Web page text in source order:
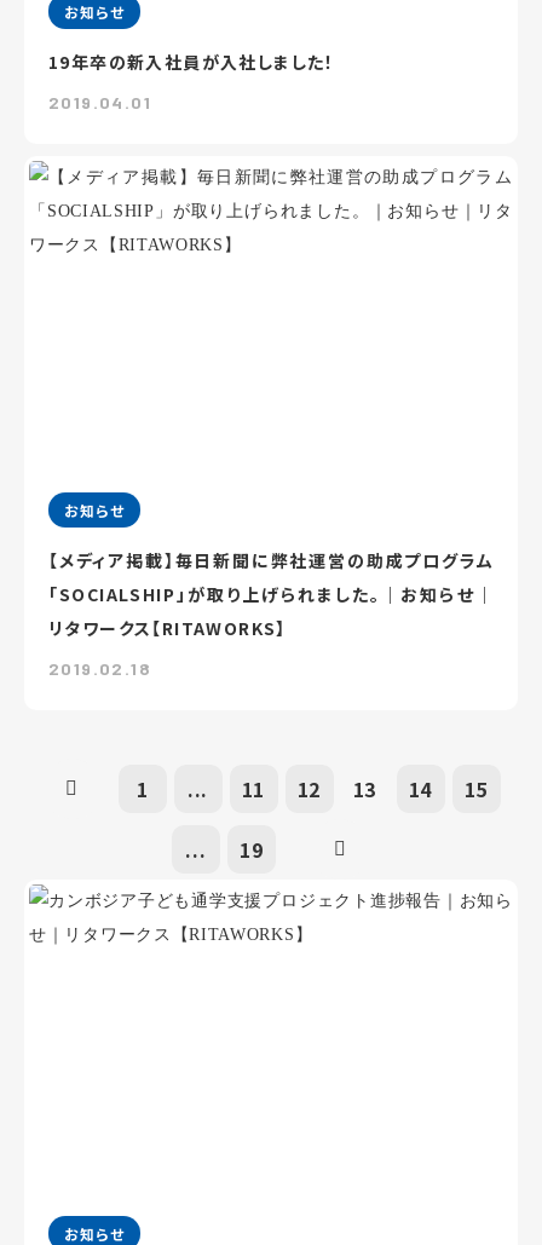
お知らせ
19年卒の新入社員が入社しました！
2019.04.01
お知らせ
【メディア掲載】毎日新聞に弊社運営の助成プログラム
「SOCIALSHIP」が取り上げられました。｜お知らせ｜
リタワークス【RITAWORKS】
2019.02.18
1 ... 11 12 13 14 15
... 19
お知らせ